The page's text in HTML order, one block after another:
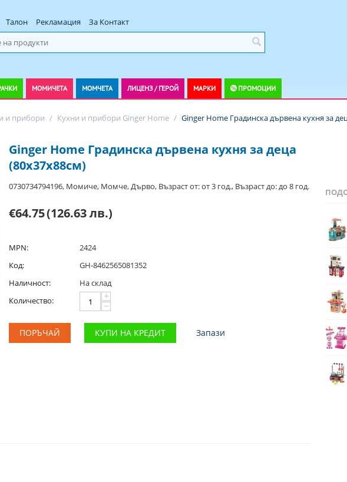
Талон Рекламация За Контакт
МОМИЧЕТА МОМЧЕТА ЛИЦЕНЗ / ГЕРОЙ МАРКИ ПРОМОЦИИ
и прибори / Кухни и прибори Ginger Home / Ginger Home Градинска дървена кухня за
Ginger Home Градинска дървена кухня за деца
(80х37х88см)
0730734794196, Момиче, Момче, Дърво, Възраст от: от 3 год., Възраст до: до 8 год.
€64.75(126.63 лв.)
MPN:
2424
Код:
GH-8462565081352
Наличност:
На склад
Количество:
+
−
ПОРЪЧАЙ КУПИ НА КРЕДИТ Запази